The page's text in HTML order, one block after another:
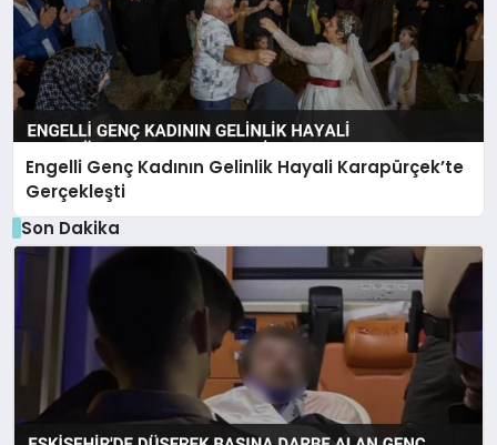
Engelli Genç Kadının Gelinlik Hayali Karapürçek’te
Gerçekleşti
Son Dakika